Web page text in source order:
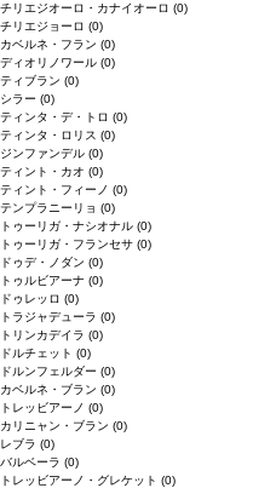
チリエジオーロ・カナイオーロ (0)
チリエジョーロ (0)
カベルネ・フラン (0)
ディオリノワール (0)
ティブラン (0)
シラー (0)
ティンタ・デ・トロ (0)
ティンタ・ロリス (0)
ジンファンデル (0)
ティント・カオ (0)
ティント・フィーノ (0)
テンプラニーリョ (0)
トゥーリガ・ナシオナル (0)
トゥーリガ・フランセサ (0)
ドゥデ・ノダン (0)
トゥルビアーナ (0)
ドゥレッロ (0)
トラジャデューラ (0)
トリンカデイラ (0)
ドルチェット (0)
ドルンフェルダー (0)
カベルネ・ブラン (0)
トレッビアーノ (0)
カリニャン・ブラン (0)
レブラ (0)
バルベーラ (0)
トレッビアーノ・グレケット (0)